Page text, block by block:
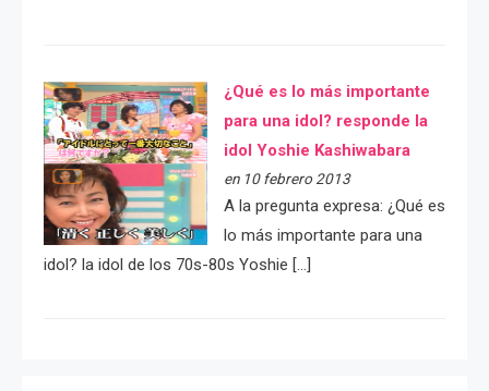
¿Qué es lo más importante
para una idol? responde la
idol Yoshie Kashiwabara
en 10 febrero 2013
A la pregunta expresa: ¿Qué es
lo más importante para una
idol? la idol de los 70s-80s Yoshie […]